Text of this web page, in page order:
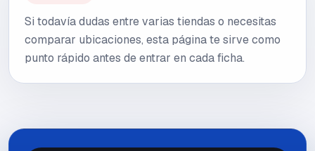
Si todavía dudas entre varias tiendas o necesitas
comparar ubicaciones, esta página te sirve como
punto rápido antes de entrar en cada ficha.